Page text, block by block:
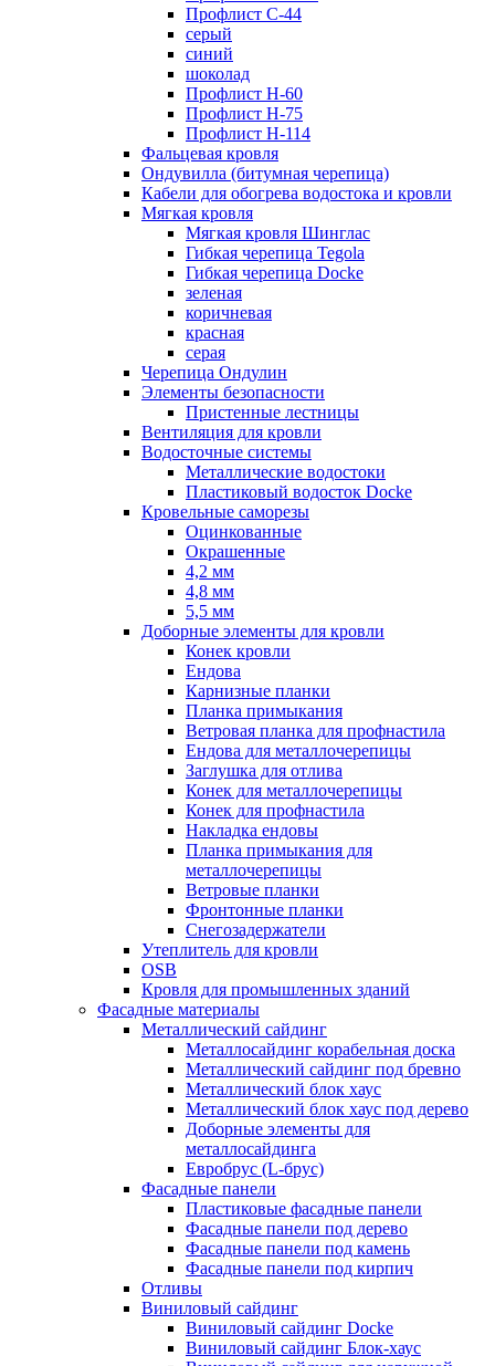
Профлист С-44
серый
синий
шоколад
Профлист Н-60
Профлист Н-75
Профлист H-114
Фальцевая кровля
Ондувилла (битумная черепица)
Кабели для обогрева водостока и кровли
Мягкая кровля
Мягкая кровля Шинглас
Гибкая черепица Tegola
Гибкая черепица Docke
зеленая
коричневая
красная
серая
Черепица Ондулин
Элементы безопасности
Пристенные лестницы
Вентиляция для кровли
Водосточные системы
Металлические водостоки
Пластиковый водосток Docke
Кровельные саморезы
Оцинкованные
Окрашенные
4,2 мм
4,8 мм
5,5 мм
Доборные элементы для кровли
Конек кровли
Ендова
Карнизные планки
Планка примыкания
Ветровая планка для профнастила
Ендова для металлочерепицы
Заглушка для отлива
Конек для металлочерепицы
Конек для профнастила
Накладка ендовы
Планка примыкания для
металлочерепицы
Ветровые планки
Фронтонные планки
Снегозадержатели
Утеплитель для кровли
OSB
Кровля для промышленных зданий
Фасадные материалы
Металлический сайдинг
Металлосайдинг корабельная доска
Металлический сайдинг под бревно
Металлический блок хаус
Металлический блок хаус под дерево
Доборные элементы для
металлосайдинга
Евробрус (L-брус)
Фасадные панели
Пластиковые фасадные панели
Фасадные панели под дерево
Фасадные панели под камень
Фасадные панели под кирпич
Отливы
Виниловый сайдинг
Виниловый сайдинг Docke
Виниловый сайдинг Блок-хаус